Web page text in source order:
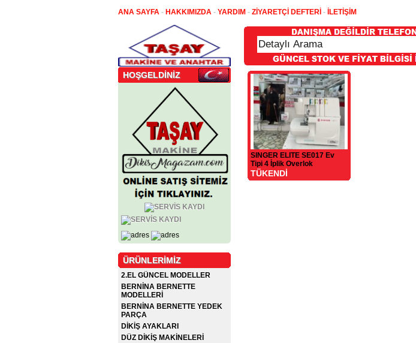
ANA SAYFA - HAKKIMIZDA - YARDIM - ZİYARETÇİ DEFTERİ - İLETİŞİM
HOŞGELDİNİZ
ÜRÜNLERİMİZ
2.EL GÜNCEL MODELLER
BERNİNA BERNETTE
MODELLERİ
BERNİNA BERNETTE YEDEK
PARÇA
DİKİŞ AYAKLARI
DÜZ DİKİŞ MAKİNELERİ
SINGER ELITE SE017 Ev
Tipi 4 İplik Overlok
TÜKENDİ